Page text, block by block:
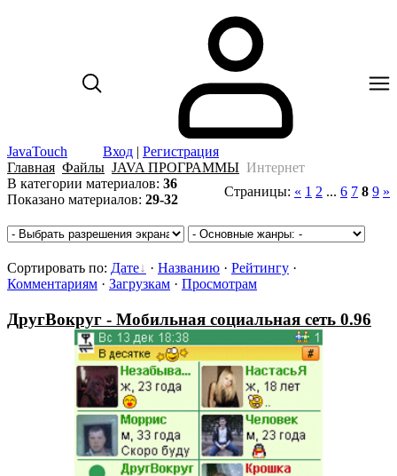
JavaTouch Вход | Регистрация
Главная Файлы JAVA ПРОГРАММЫ Интернет
В категории материалов: 36
Показано материалов: 29-32
Страницы: « 1 2 ... 6 7 8 9 »
Сортировать по: Дате · Названию · Рейтингу ·
Комментариям · Загрузкам · Просмотрам
ДругВокруг - Мобильная социальная сеть 0.96